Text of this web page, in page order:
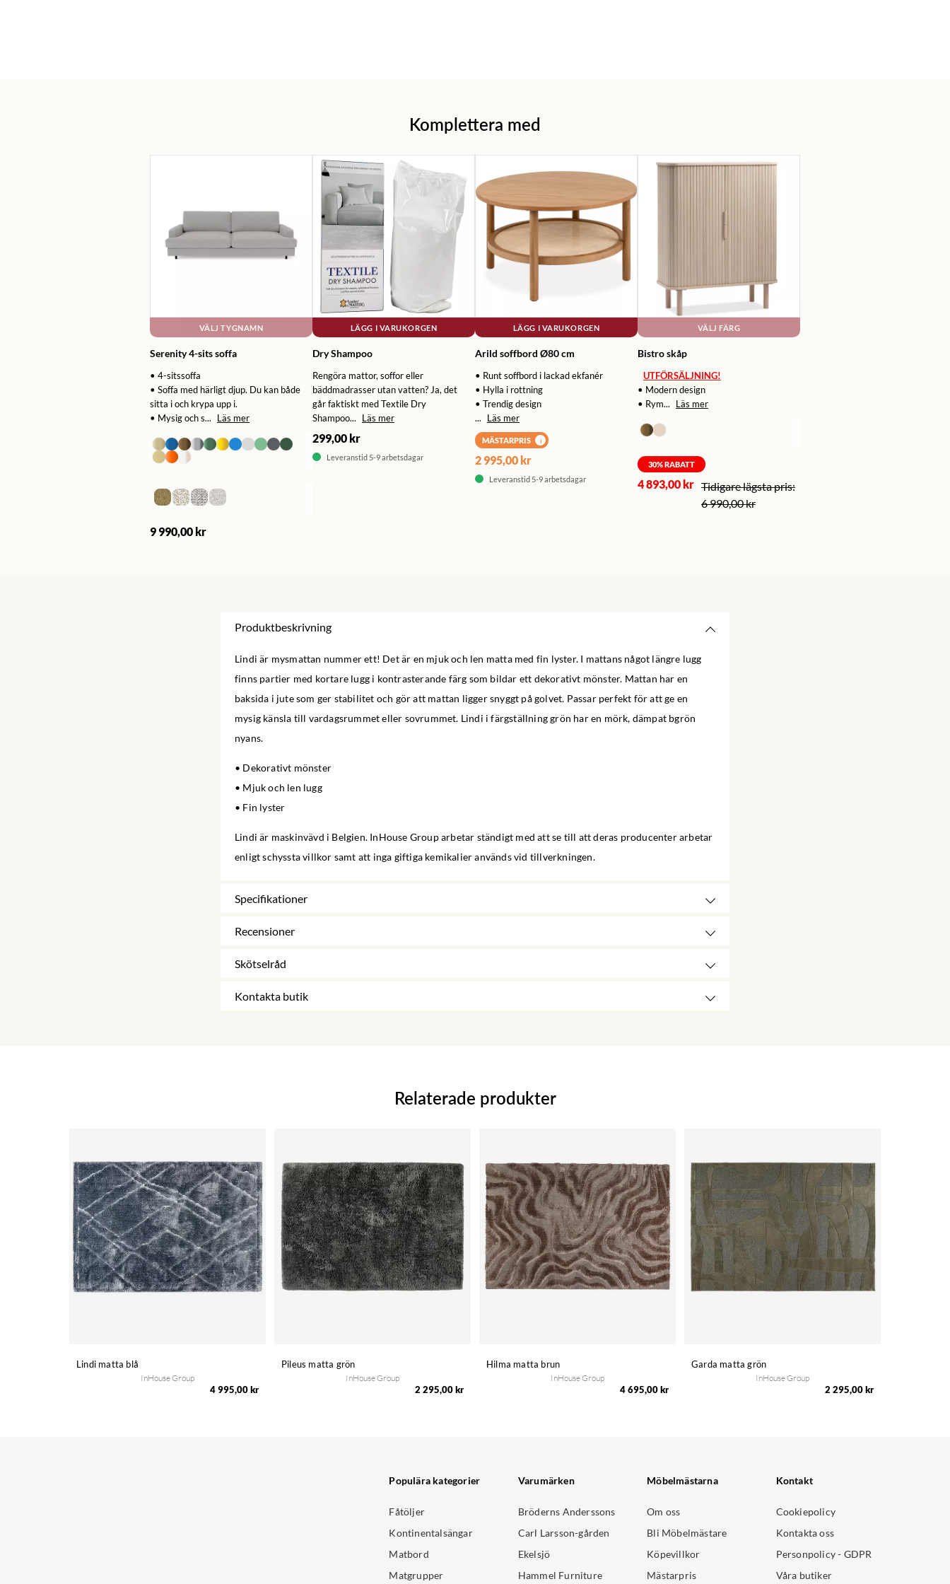
Komplettera med
VÄLJ TYGNAMN
Serenity 4-sits soffa
• 4-sitssoffa
• Soffa med härligt djup. Du kan både
sitta i och krypa upp i.
• Mysig och s...
Läs mer
9 990,00 kr
LÄGG I VARUKORGEN
Dry Shampoo
Rengöra mattor, soffor eller
bäddmadrasser utan vatten? Ja, det
går faktiskt med Textile Dry
Shampoo...
Läs mer
299,00 kr
Leveranstid 5-9 arbetsdagar
LÄGG I VARUKORGEN
Arild soffbord Ø80 cm
• Runt soffbord i lackad ekfanér
• Hylla i rottning
• Trendig design
...
Läs mer
MÄSTARPRIS i
2 995,00 kr
Leveranstid 5-9 arbetsdagar
VÄLJ FÄRG
Bistro skåp
UTFÖRSÄLJNING!
• Modern design
• Rym...
Läs mer
30% RABATT
4 893,00 kr
6 990,00 kr
Produktbeskrivning
Lindi är mysmattan nummer ett! Det är en mjuk och len matta med fin lyster. I mattans något längre lugg
finns partier med kortare lugg i kontrasterande färg som bildar ett dekorativt mönster. Mattan har en
baksida i jute som ger stabilitet och gör att mattan ligger snyggt på golvet. Passar perfekt för att ge en
mysig känsla till vardagsrummet eller sovrummet. Lindi i färgställning grön har en mörk, dämpat bgrön
nyans.
• Dekorativt mönster
• Mjuk och len lugg
• Fin lyster
Lindi är maskinvävd i Belgien. InHouse Group arbetar ständigt med att se till att deras producenter arbetar
enligt schyssta villkor samt att inga giftiga kemikalier används vid tillverkningen.
Specifikationer
Recensioner
Skötselråd
Kontakta butik
Relaterade produkter
Lindi matta blå
InHouse Group
4 995,00 kr
Pileus matta grön
InHouse Group
2 295,00 kr
Hilma matta brun
InHouse Group
4 695,00 kr
Garda matta grön
InHouse Group
2 295,00 kr
Populära kategorier
Fåtöljer
Kontinentalsängar
Matbord
Matgrupper
Varumärken
Bröderns Anderssons
Carl Larsson-gården
Ekelsjö
Hammel Furniture
Möbelmästarna
Om oss
Bli Möbelmästare
Köpevillkor
Mästarpris
Kontakt
Cookiepolicy
Kontakta oss
Personpolicy - GDPR
Våra butiker